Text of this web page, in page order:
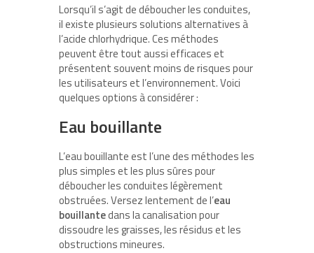
Lorsqu’il s’agit de déboucher les conduites,
il existe plusieurs solutions alternatives à
l’acide chlorhydrique. Ces méthodes
peuvent être tout aussi efficaces et
présentent souvent moins de risques pour
les utilisateurs et l’environnement. Voici
quelques options à considérer :
Eau bouillante
L’eau bouillante est l’une des méthodes les
plus simples et les plus sûres pour
déboucher les conduites légèrement
obstruées. Versez lentement de l’eau
bouillantedans la canalisation pour
dissoudre les graisses, les résidus et les
obstructions mineures.